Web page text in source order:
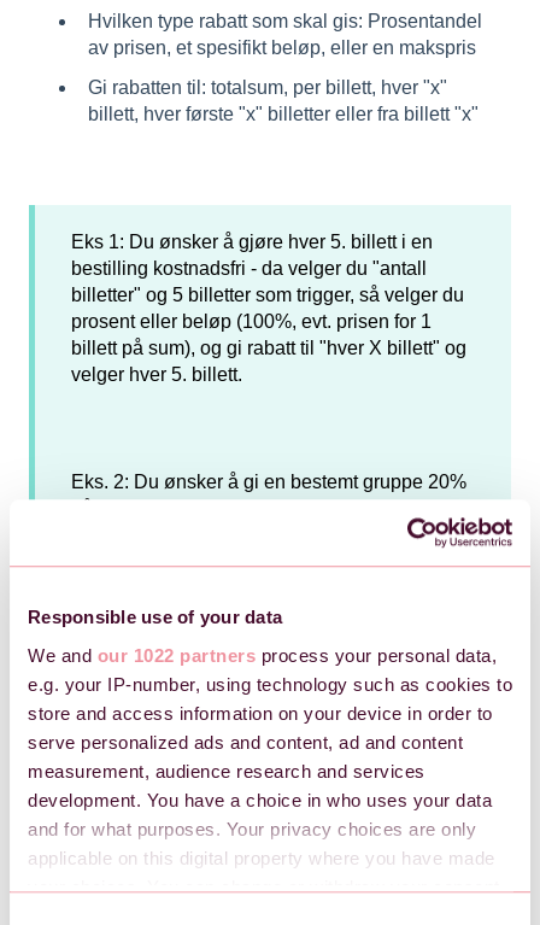
Responsible use of your data
We and our 1022 partners process your personal data,
e.g. your IP-number, using technology such as cookies to
store and access information on your device in order to
serve personalized ads and content, ad and content
measurement, audience research and services
development. You have a choice in who uses your data
and for what purposes. Your privacy choices are only
applicable on this digital property where you have made
your choices. You can change or withdraw your consent
Hvilken type rabatt som skal gis: Prosentandel
av prisen, et spesifikt beløp, eller en makspris
Gi rabatten til: totalsum, per billett, hver "x"
billett, hver første "x" billetter eller fra billett "x"
Eks 1: Du ønsker å gjøre hver 5. billett i en
bestilling kostnadsfri - da velger du "antall
billetter" og 5 billetter som trigger, så velger du
prosent eller beløp (100%, evt. prisen for 1
billett på sum), og gi rabatt til "hver X billett" og
velger hver 5. billett.
Eks. 2: Du ønsker å gi en bestemt gruppe 20%
med "rabattkode" som trigger, skrive inn det vi
ønsker skal være koden, eks. RABATT20,
20%, og Gi rabatt til "per billett". Her kan du
inn x antall, hvis du ikke ønsker at den skal
kunne brukes mer enn x ganger.